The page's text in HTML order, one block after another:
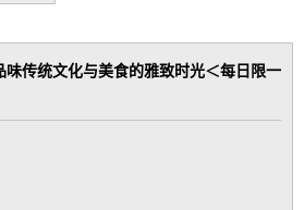
洗护用品
理套装
味传统文化与美食的雅致时光＜每日限一